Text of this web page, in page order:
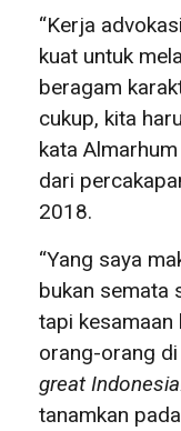
“Kerja
kuat untuk
beragam
cukup, kita
kata
dari
2018.
“Yang saya
bukan semata
tapi kesamaan
orang-orang di
great
tanamkan